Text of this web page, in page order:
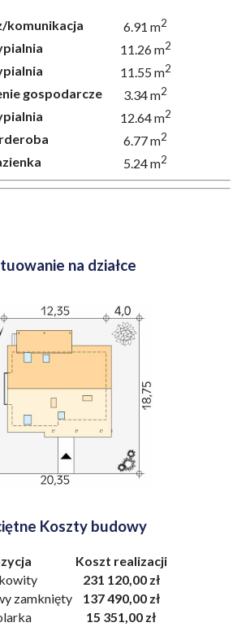
komunikacja 6.91 m2
11.26 m2
11.55 m2
gospodarcze 3.34 m2
12.64 m2
6.77 m2
5.24 m2
na działce
Koszty budowy
Koszt realizacji
231 120,00 zł
zamknięty
137 490,00 zł
15 351,00 zł